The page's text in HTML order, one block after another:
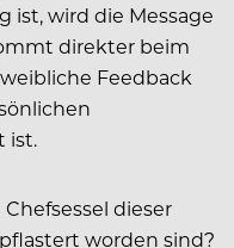
ist, wird die Message
direkter beim
Feedback
ist.
dieser
worden sind?